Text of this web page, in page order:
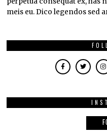
meis eu. Dico legendos sed